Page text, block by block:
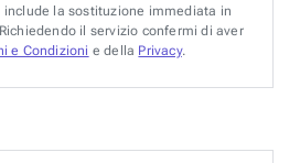
include la sostituzione immediata in
il servizio confermi di aver
e Condizioni e della Privacy.